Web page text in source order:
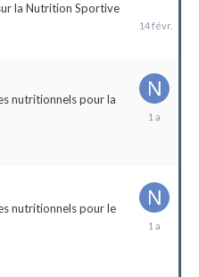
la Nutrition Sportive
nutritionnels pour la
19
nutritionnels pour le
18